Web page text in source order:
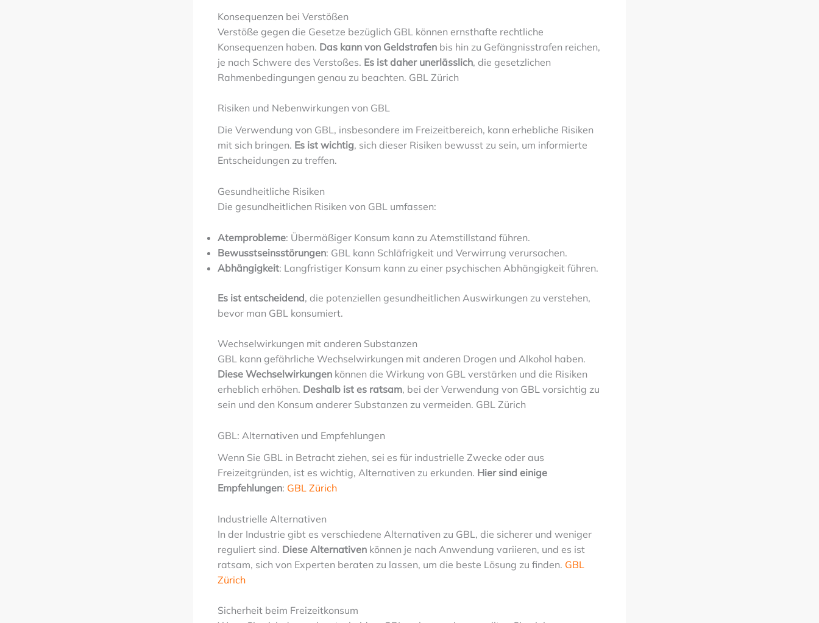
Konsequenzen bei Verstößen
Verstöße gegen die Gesetze bezüglich GBL können ernsthafte rechtliche
Konsequenzen haben. Das kann von Geldstrafen bis hin zu Gefängnisstrafen reichen,
je nach Schwere des Verstoßes. Es ist daher unerlässlich, die gesetzlichen
Rahmenbedingungen genau zu beachten. GBL Zürich
Risiken und Nebenwirkungen von GBL
Die Verwendung von GBL, insbesondere im Freizeitbereich, kann erhebliche Risiken
mit sich bringen. Es ist wichtig, sich dieser Risiken bewusst zu sein, um informierte
Entscheidungen zu treffen.
Gesundheitliche Risiken
Die gesundheitlichen Risiken von GBL umfassen:
Atemprobleme: Übermäßiger Konsum kann zu Atemstillstand führen.
Bewusstseinsstörungen: GBL kann Schläfrigkeit und Verwirrung verursachen.
Abhängigkeit: Langfristiger Konsum kann zu einer psychischen Abhängigkeit führen.
Es ist entscheidend, die potenziellen gesundheitlichen Auswirkungen zu verstehen,
bevor man GBL konsumiert.
Wechselwirkungen mit anderen Substanzen
GBL kann gefährliche Wechselwirkungen mit anderen Drogen und Alkohol haben.
Diese Wechselwirkungen können die Wirkung von GBL verstärken und die Risiken
erheblich erhöhen. Deshalb ist es ratsam, bei der Verwendung von GBL vorsichtig zu
sein und den Konsum anderer Substanzen zu vermeiden. GBL Zürich
GBL: Alternativen und Empfehlungen
Wenn Sie GBL in Betracht ziehen, sei es für industrielle Zwecke oder aus
Freizeitgründen, ist es wichtig, Alternativen zu erkunden. Hier sind einige
Empfehlungen: GBL Zürich
Industrielle Alternativen
In der Industrie gibt es verschiedene Alternativen zu GBL, die sicherer und weniger
reguliert sind. Diese Alternativen können je nach Anwendung variieren, und es ist
ratsam, sich von Experten beraten zu lassen, um die beste Lösung zu finden. GBL
Zürich
Sicherheit beim Freizeitkonsum